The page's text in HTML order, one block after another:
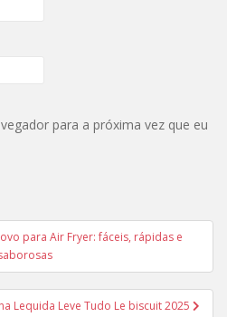
para a próxima vez que eu
para Air Fryer: fáceis, rápidas e
Lequida Leve Tudo Le biscuit 2025